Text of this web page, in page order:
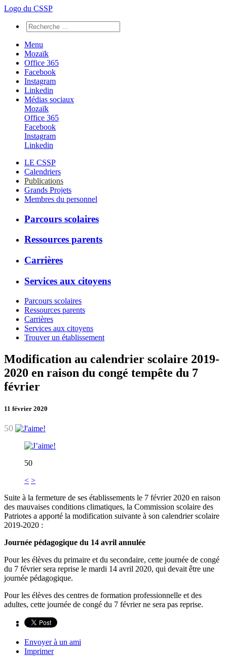
Logo du CSSP
Menu
Mozaïk
Office 365
Facebook
Instagram
Linkedin
Médias sociaux
Mozaïk
Office 365
Facebook
Instagram
Linkedin
LE CSSP
Calendriers
Publications
Grands Projets
Membres du personnel
Parcours scolaires
Ressources parents
Carrières
Services aux citoyens
Parcours scolaires
Ressources parents
Carrières
Services aux citoyens
Trouver un établissement
Modification au calendrier scolaire 2019-
2020 en raison du congé tempête du 7
février
11 février 2020
50
50
< >
Suite à la fermeture de ses établissements le 7 février 2020 en raison
des mauvaises conditions climatiques, la Commission scolaire des
Patriotes a apporté la modification suivante à son calendrier scolaire
2019-2020 :
Journée pédagogique du 14 avril annulée
Pour les élèves du primaire et du secondaire, cette journée de congé
du 7 février sera reprise le mardi 14 avril 2020, qui devait être une
journée pédagogique.
Pour les élèves des centres de formation professionnelle et des
adultes, cette journée de congé du 7 février ne sera pas reprise.
Envoyer à un ami
Imprimer